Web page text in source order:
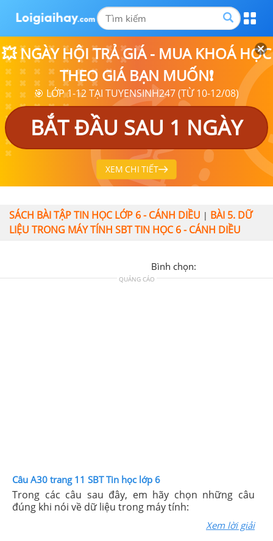
💥 NGÀY HỘI TRẢ GIÁ - MUA KHOÁ HỌC
THEO GIÁ BẠN MUỐN❗
🎯 LỚP 1-12 TẠI TUYENSINH247 (TỪ 10-12/08)
BẮT ĐẦU SAU 1 NGÀY
XEM CHI TIẾT
SÁCH BÀI TẬP TIN HỌC LỚP 6 - CÁNH DIỀU | BÀI 5. DỮ
LIỆU TRONG MÁY TÍNH SBT TIN HỌC 6 - CÁNH DIỀU
Bình chọn:
QUẢNG CÁO
Câu A30 trang 11 SBT Tin học lớp 6
Trong các câu sau đây, em hãy chọn những câu
đúng khi nói về dữ liệu trong máy tính:
Xem lời giải